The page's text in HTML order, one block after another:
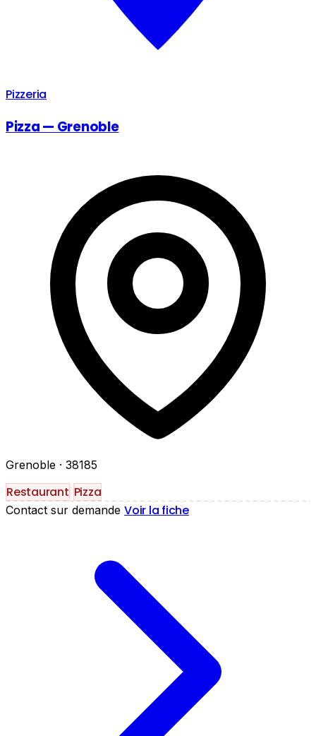
Pizzeria
Pizza — Grenoble
Grenoble · 38185
Restaurant Pizza
Contact sur demande Voir la fiche